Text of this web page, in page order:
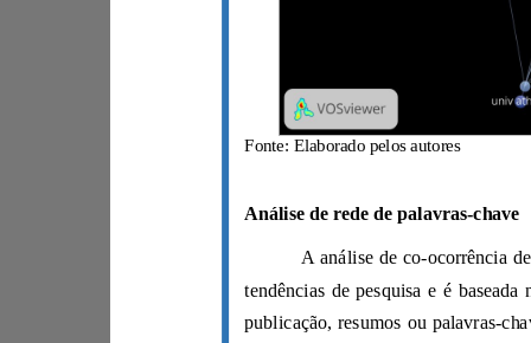
Fonte: Elaborado pelos autores
Análise de rede de palavras-chave